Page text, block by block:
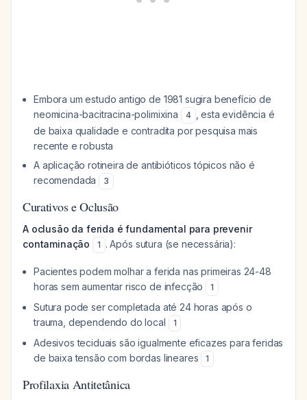
Embora um estudo antigo de 1981 sugira benefício de
neomicina-bacitracina-polimixina
4
, esta evidência é
de baixa qualidade e contradita por pesquisa mais
recente e robusta
A aplicação rotineira de antibióticos tópicos não é
recomendada
3
Curativos e Oclusão
A oclusão da ferida é fundamental para prevenir
contaminação
1 . Após sutura (se necessária):
Pacientes podem molhar a ferida nas primeiras 24-48
horas sem aumentar risco de infecção
1
Sutura pode ser completada até 24 horas após o
trauma, dependendo do local
1
Adesivos teciduais são igualmente eficazes para feridas
de baixa tensão com bordas lineares
1
Profilaxia Antitetânica